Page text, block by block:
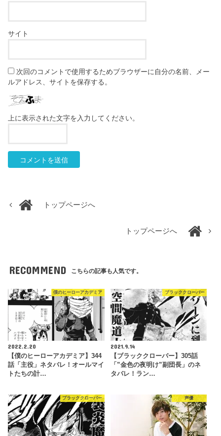
サイト
次回のコメントで使用するためブラウザーに自分の名前、メー
ルアドレス、サイトを保存する。
上に表示された文字を入力してください。
トップページへ
トップページへ
RECOMMEND こちらの記事も人気です。
僕のヒーローアカデミア
2022.2.20
【僕のヒーローアカデミア】344
話「主役」ネタバレ！オールマイ
トたちの計…
ブラッククローバー
2021.9.14
【ブラッククローバー】305話
「”金色の夜明け”副団長」のネ
タバレ！ラン…
ブラッククローバー 声優